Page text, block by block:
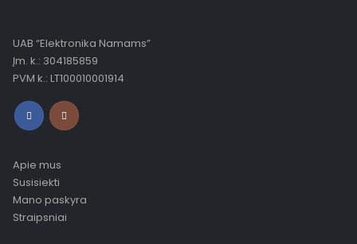
UAB “Elektronika Namams”
Įm. k.: 304185859
PVM k.: LT100010001914
Apie mus
Susisiekti
Mano paskyra
Straipsniai